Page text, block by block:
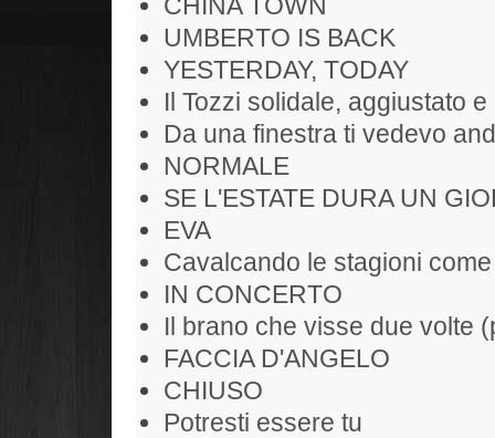
UMBERTO IS BACK
YESTERDAY, TODAY
Il Tozzi solidale, aggiustato
Da una finestra ti vedevo
NORMALE
SE L'ESTATE DURA UN
EVA
Cavalcando le stagioni
IN CONCERTO
Il brano che visse due volte
FACCIA D'ANGELO
CHIUSO
Potresti essere tu